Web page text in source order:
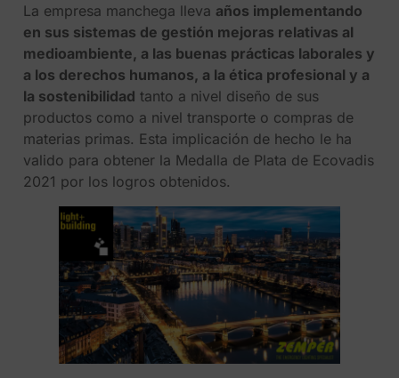
La empresa manchega lleva años implementando
en sus sistemas de gestión mejoras relativas al
medioambiente, a las buenas prácticas laborales y
a los derechos humanos, a la ética profesional y a
la sostenibilidad tanto a nivel diseño de sus
productos como a nivel transporte o compras de
materias primas. Esta implicación de hecho le ha
valido para obtener la Medalla de Plata de Ecovadis
2021 por los logros obtenidos.